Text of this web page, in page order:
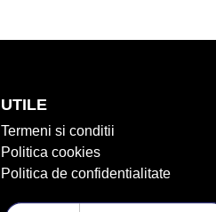
UTILE
Termeni si conditii
Politica cookies
Politica de confidentialitate